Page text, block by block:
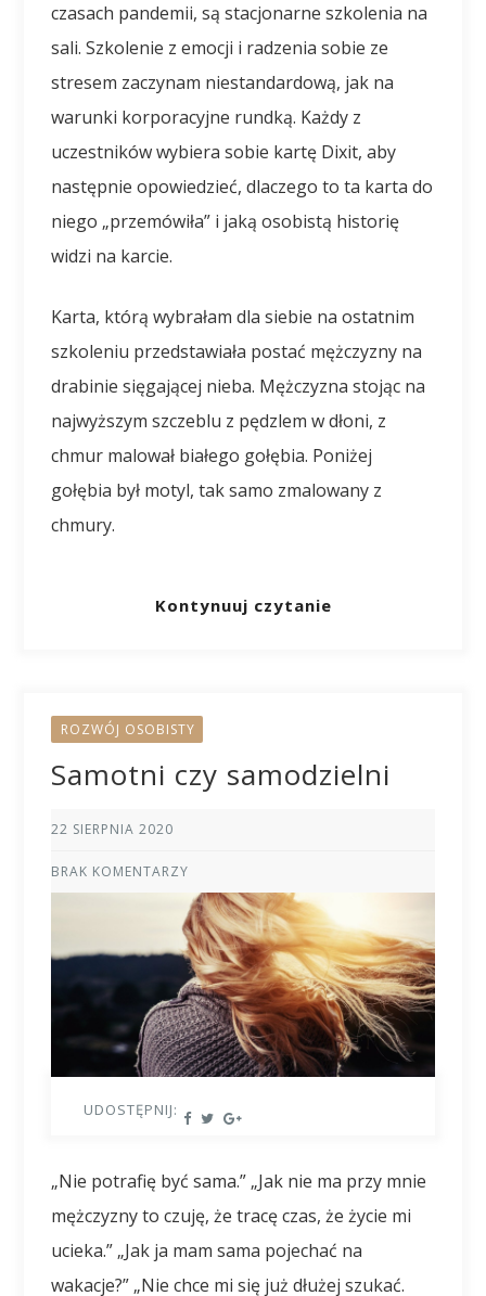
czasach pandemii, są stacjonarne szkolenia na
sali. Szkolenie z emocji i radzenia sobie ze
stresem zaczynam niestandardową, jak na
warunki korporacyjne rundką. Każdy z
uczestników wybiera sobie kartę Dixit, aby
następnie opowiedzieć, dlaczego to ta karta do
niego „przemówiła” i jaką osobistą historię
widzi na karcie.
Karta, którą wybrałam dla siebie na ostatnim
szkoleniu przedstawiała postać mężczyzny na
drabinie sięgającej nieba. Mężczyzna stojąc na
najwyższym szczeblu z pędzlem w dłoni, z
chmur malował białego gołębia. Poniżej
gołębia był motyl, tak samo zmalowany z
chmury.
Kontynuuj czytanie
ROZWÓJ OSOBISTY
Samotni czy samodzielni
22 SIERPNIA 2020
BRAK KOMENTARZY
UDOSTĘPNIJ:
„Nie potrafię być sama.” „Jak nie ma przy mnie
mężczyzny to czuję, że tracę czas, że życie mi
ucieka.” „Jak ja mam sama pojechać na
wakacje?” „Nie chce mi się już dłużej szukać.